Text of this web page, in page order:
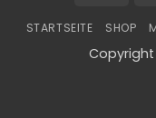
STARTSEITE SHOP